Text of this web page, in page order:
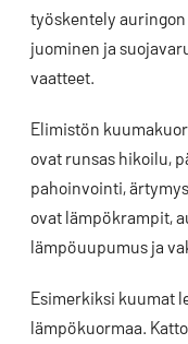
työskentely auringon
juominen ja
vaatteet.
Elimistön
ovat runsas hikoilu,
pahoinvointi,
ovat lämpökrampit,
lämpöuupumus ja
Esimerkiksi kuumat
lämpökuormaa.